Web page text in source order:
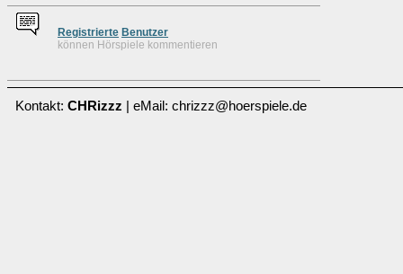
Registrierte Benutzer
können Hörspiele kommentieren
Kontakt: CHRizzz | eMail: chrizzz@hoerspiele.de